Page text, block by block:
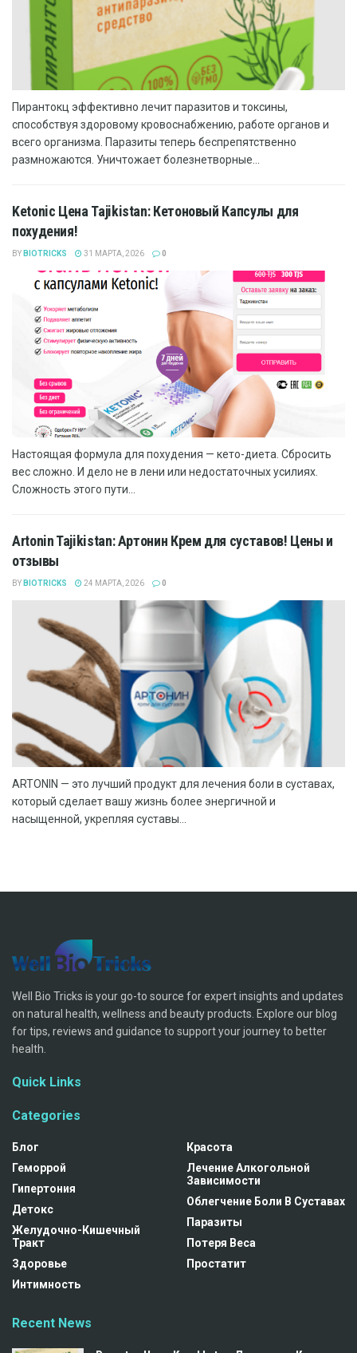
Пирантокц эффективно лечит паразитов и токсины,
способствуя здоровому кровоснабжению, работе органов и
всего организма. Паразиты теперь беспрепятственно
размножаются. Уничтожает болезнетворные...
Ketonic Цена Tajikistan: Кетоновый Капсулы для
похудения!
BY BIOTRICKS 31 МАРТА, 2026 0
Настоящая формула для похудения — кето-диета. Сбросить
вес сложно. И дело не в лени или недостаточных усилиях.
Сложность этого пути...
Artonin Tajikistan: Артонин Крем для суставов! Цены и
отзывы
BY BIOTRICKS 24 МАРТА, 2026 0
ARTONIN — это лучший продукт для лечения боли в суставах,
который сделает вашу жизнь более энергичной и
насыщенной, укрепляя суставы...
Well Bio Tricks is your go-to source for expert insights and updates
on natural health, wellness and beauty products. Explore our blog
for tips, reviews and guidance to support your journey to better
health.
Quick Links
Categories
Блог
Геморрой
Гипертония
Детокс
Желудочно-Кишечный
Тракт
Здоровье
Интимность
Красота
Лечение Алкогольной
Зависимости
Облегчение Боли В Суставах
Паразиты
Потеря Веса
Простатит
Recent News